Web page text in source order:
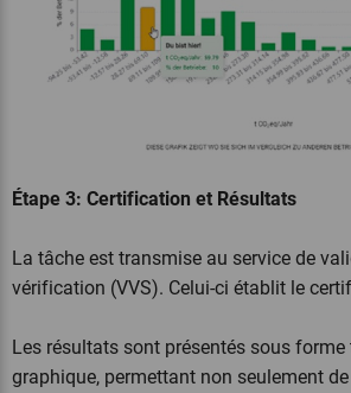
Étape 3: Certification et Résultats
La tâche est transmise au service de
vérification (VVS). Celui-ci établit le
Les résultats sont présentés sous
graphique, permettant non seulement